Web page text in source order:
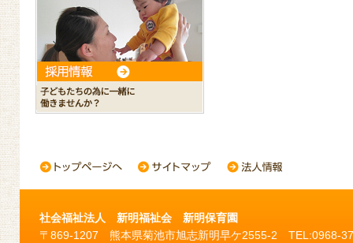
社会福祉法人 新明福祉会 新明保育園
〒869-1207 熊本県菊池市旭志新明早ケ2555-2 TEL:0968-